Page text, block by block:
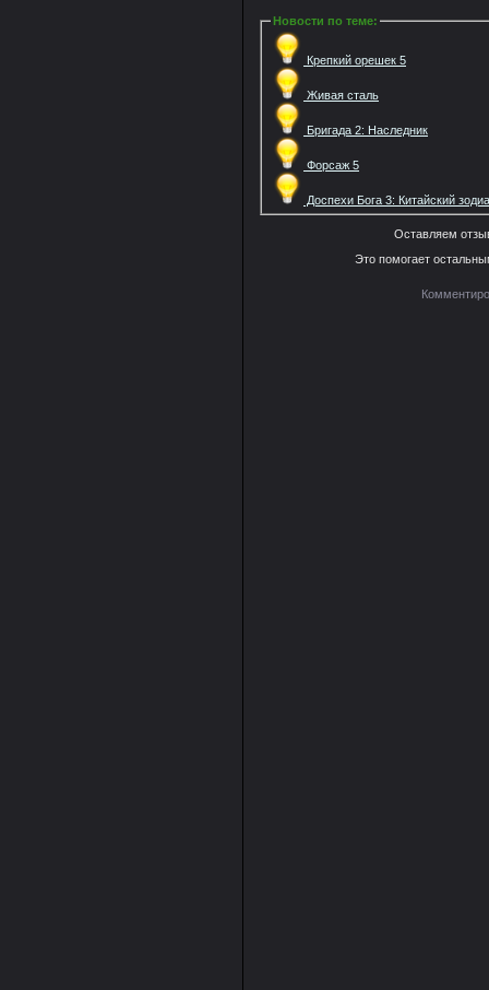
Новости по теме:
Крепкий орешек 5
Живая сталь
Бригада 2: Наследник
Форсаж 5
Доспехи Бога 3: Китайский
Оставляем
Это помогает